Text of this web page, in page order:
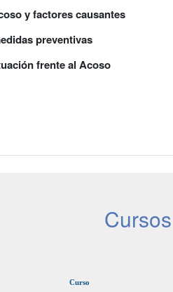
y factores causantes
preventivas
frente al Acoso
Curso